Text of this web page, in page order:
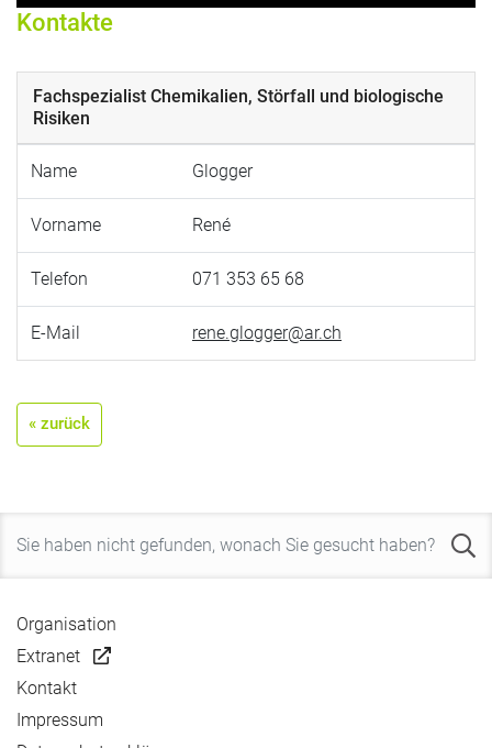
Kontakte
Fachspezialist Chemikalien, Störfall und biologische
Risiken
Name Glogger
Vorname René
Telefon 071 353 65 68
E-Mail rene.glogger@ar.ch
« zurück
Organisation
Extranet
Kontakt
Impressum